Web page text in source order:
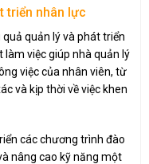
triển nhân lực
quản lý và phát triển
làm việc giúp nhà quản lý
việc của nhân viên, từ
và kịp thời về việc khen
các chương trình đào
nâng cao kỹ năng một